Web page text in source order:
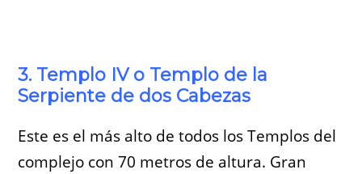
3. Templo IV o Templo de la
Serpiente de dos Cabezas
Este es el más alto de todos los Templos del
complejo con 70 metros de altura. Gran